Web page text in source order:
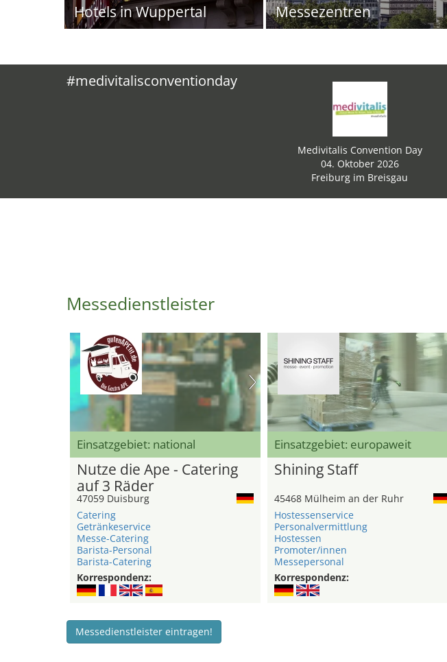
Hotels in Wuppertal Messezentren
#medivitalisconventionday
Medivitalis Convention Day
04. Oktober 2026
Freiburg im Breisgau
Messedienstleister
Einsatzgebiet: national
Nutze die Ape - Catering
auf 3 Räder
47059 Duisburg
Catering
Getränkeservice
Messe-Catering
Barista-Personal
Barista-Catering
Korrespondenz:
Einsatzgebiet: europaweit
Shining Staff
45468 Mülheim an der Ruhr
Hostessenservice
Personalvermittlung
Hostessen
Promoter/innen
Messepersonal
Korrespondenz:
Messedienstleister eintragen!